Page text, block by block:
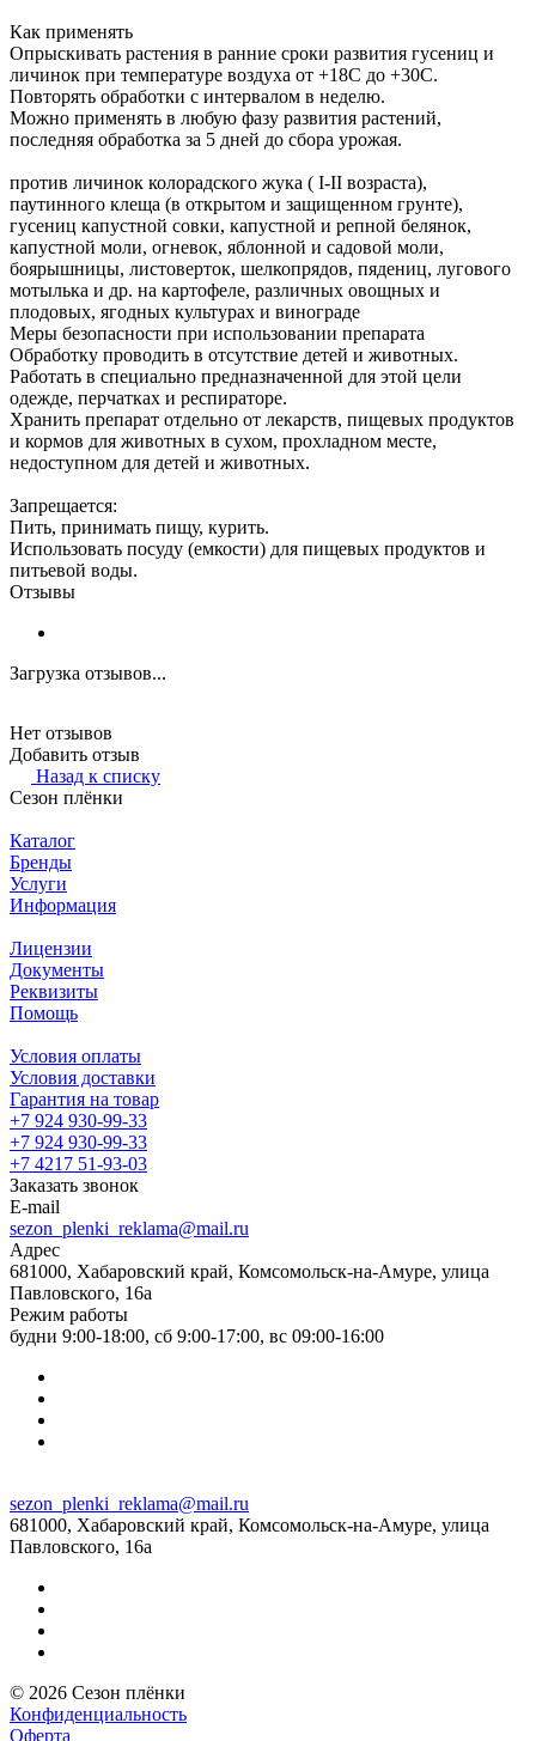
Как применять
Опрыскивать растения в ранние сроки развития гусениц и
личинок при температуре воздуха от +18С до +30C.
Повторять обработки с интервалом в неделю.
Можно применять в любую фазу развития растений,
последняя обработка за 5 дней до сбора урожая.
против личинок колорадского жука ( I-II возраста),
паутинного клеща (в открытом и защищенном грунте),
гусениц капустной совки, капустной и репной белянок,
капустной моли, огневок, яблонной и садовой моли,
боярышницы, листоверток, шелкопрядов, пядениц, лугового
мотылька и др. на картофеле, различных овощных и
плодовых, ягодных культурах и винограде
Меры безопасности при использовании препарата
Обработку проводить в отсутствие детей и животных.
Работать в специально предназначенной для этой цели
одежде, перчатках и респираторе.
Хранить препарат отдельно от лекарств, пищевых продуктов
и кормов для животных в сухом, прохладном месте,
недоступном для детей и животных.
Запрещается:
Пить, принимать пищу, курить.
Использовать посуду (емкости) для пищевых продуктов и
питьевой воды.
Отзывы
Загрузка отзывов...
Нет отзывов
Добавить отзыв
Назад к списку
Сезон плёнки
Каталог
Бренды
Услуги
Информация
Лицензии
Документы
Реквизиты
Помощь
Условия оплаты
Условия доставки
Гарантия на товар
+7 924 930-99-33
+7 924 930-99-33
+7 4217 51-93-03
Заказать звонок
E-mail
sezon_plenki_reklama@mail.ru
Адрес
681000, Хабаровский край, Комсомольск-на-Амуре, улица
Павловского, 16а
Режим работы
будни 9:00-18:00, сб 9:00-17:00, вс 09:00-16:00
sezon_plenki_reklama@mail.ru
681000, Хабаровский край, Комсомольск-на-Амуре, улица
Павловского, 16а
© 2026 Сезон плёнки
Конфиденциальность
Оферта